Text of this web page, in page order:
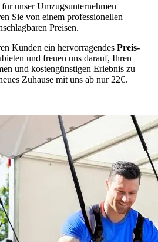
unser Umzugsunternehmen
Sie von einem professionellen
Preisen.
Kunden ein hervorragendes Preis-
und freuen uns darauf, Ihren
und kostengünstigen Erlebnis zu
Zuhause mit uns ab nur 22€.